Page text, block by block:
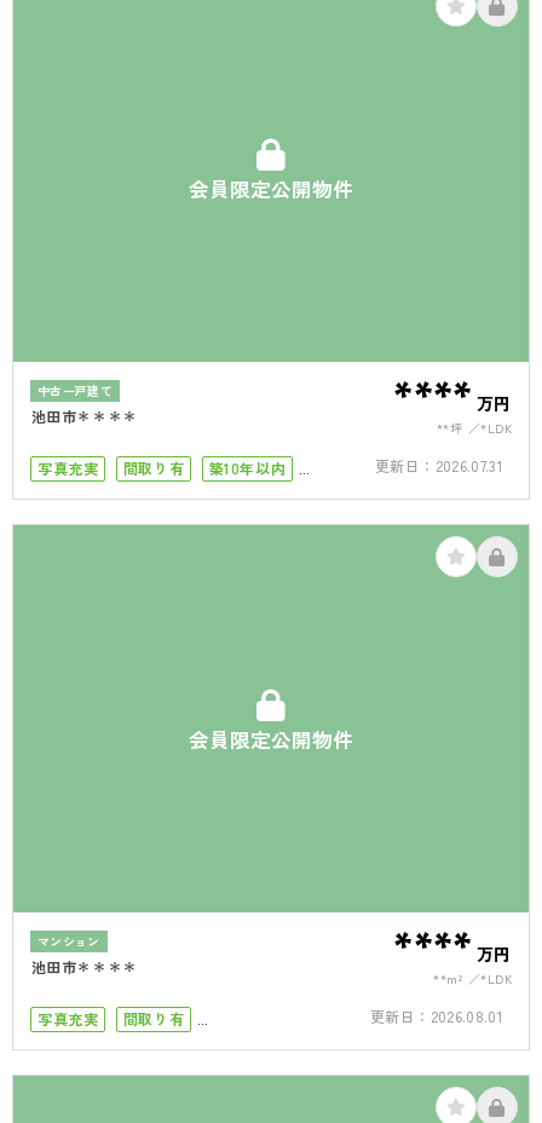
会員限定公開物件
中古一戸建て
池田市＊＊＊＊ **** 万円
**坪 *LDK
写真充実 間取り有
築10年以内
更新日： 2026.07.31
会員限定公開物件
マンション
池田市＊＊＊＊ **** 万円
**m² *LDK
写真充実
間取り有
更新日： 2026.08.01